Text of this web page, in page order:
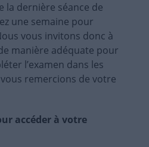
la dernière séance de
une semaine pour
vous invitons donc à
manière adéquate pour
l’examen dans les
remercions de votre
accéder à votre